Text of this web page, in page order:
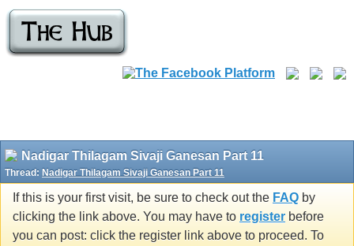
Nadigar Thilagam Sivaji Ganesan Part 11
Thread: Nadigar Thilagam Sivaji Ganesan Part 11
If this is your first visit, be sure to check out the FAQ by
clicking the link above. You may have to register before
you can post: click the register link above to proceed. To